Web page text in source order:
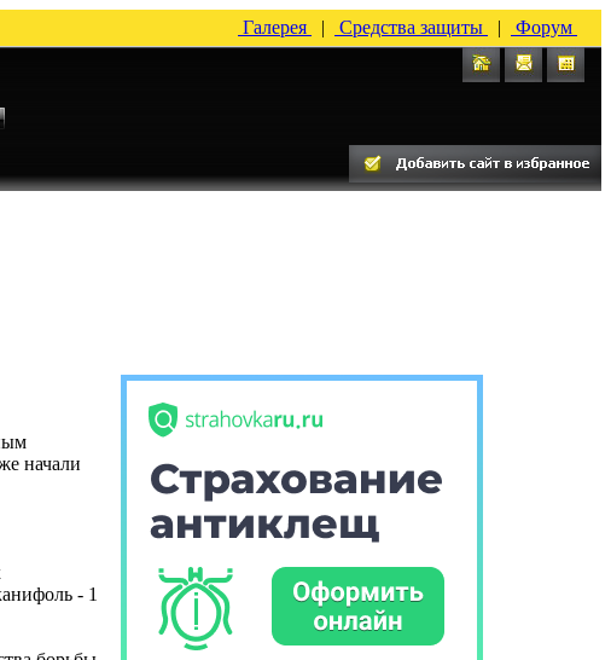
Галерея | Средства защиты | Форум
начали
- 1